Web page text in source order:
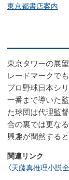
東京都書店案内
東京タワーの展
レードマークで
プロ野球日本シ
一番まで導いた
た球団は代理監
合の裏では更な
興趣が間然する
関連リンク
〈天藤真推理小説